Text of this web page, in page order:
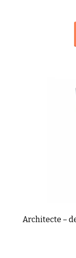
Architecte –